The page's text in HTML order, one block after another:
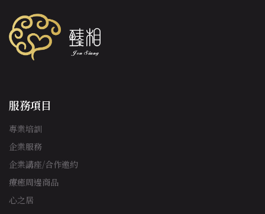
服務項目
專業培訓
企業服務
企業講座/合作邀約
療癒周邊商品
心之居